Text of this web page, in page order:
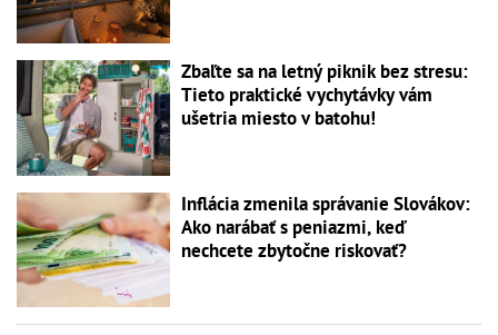
Zbaľte sa na letný piknik bez stresu:
Tieto praktické vychytávky vám
ušetria miesto v batohu!
Inflácia zmenila správanie Slovákov:
Ako narábať s peniazmi, keď
nechcete zbytočne riskovať?